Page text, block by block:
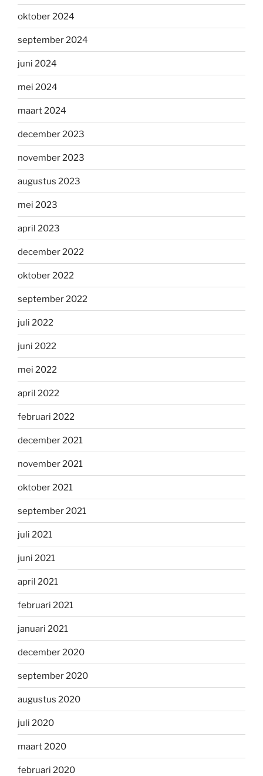
oktober 2024
september 2024
juni 2024
mei 2024
maart 2024
december 2023
november 2023
augustus 2023
mei 2023
april 2023
december 2022
oktober 2022
september 2022
juli 2022
juni 2022
mei 2022
april 2022
februari 2022
december 2021
november 2021
oktober 2021
september 2021
juli 2021
juni 2021
april 2021
februari 2021
januari 2021
december 2020
september 2020
augustus 2020
juli 2020
maart 2020
februari 2020